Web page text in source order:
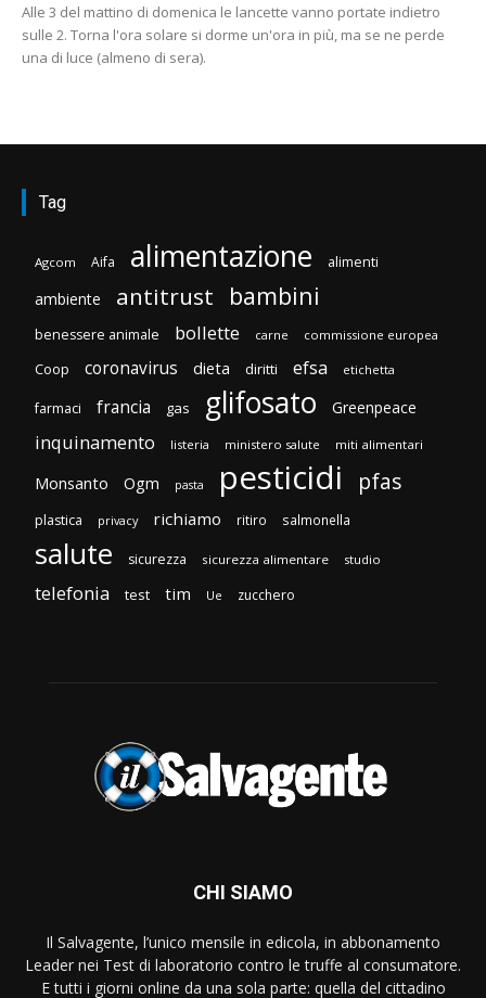
Alle 3 del mattino di domenica le lancette vanno portate indietro
sulle 2. Torna l'ora solare si dorme un'ora in più, ma se ne perde
una di luce (almeno di sera).
Tag
Agcom Aifa alimentazione alimenti
ambiente antitrust bambini
benessere animale bollette carne commissione europea
Coop coronavirus dieta diritti efsa etichetta
farmaci francia gas glifosato Greenpeace
inquinamento listeria ministero salute miti alimentari
Monsanto Ogm pasta pesticidi pfas
plastica privacy richiamo ritiro salmonella
salute sicurezza sicurezza alimentare studio
telefonia test tim Ue zucchero
CHI SIAMO
Il Salvagente, l’unico mensile in edicola, in abbonamento
Leader nei Test di laboratorio contro le truffe al consumatore.
E tutti i giorni online da una sola parte: quella del cittadino